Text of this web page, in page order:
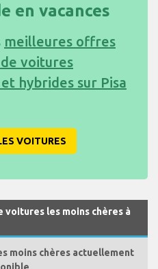
en vacances
meilleures offres
voitures
hybrides sur Pisa
VOITURES
voitures les moins chères à
moins chères actuellement